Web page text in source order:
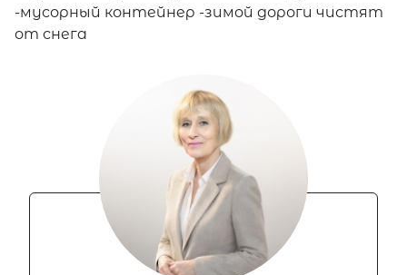
-мусорный контейнер -зимой дороги чистят
от снега